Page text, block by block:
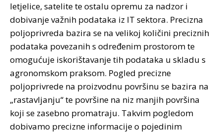
letjelice, satelite te ostalu opremu za nadzor i
dobivanje važnih podataka iz IT sektora. Precizna
poljoprivreda bazira se na velikoj količini preciznih
podataka povezanih s određenim prostorom te
omogućuje iskorištavanje tih podataka u skladu s
agronomskom praksom. Pogled precizne
poljoprivrede na proizvodnu površinu se bazira na
„rastavljanju“ te površine na niz manjih površina
koji se zasebno promatraju. Takvim pogledom
dobivamo precizne informacije o pojedinim